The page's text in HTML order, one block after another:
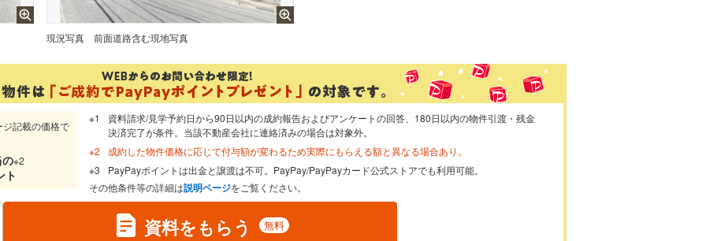
現況写真 前面道路含む現地写真
記載の価格で
の※2
ト
資料請求/見学予約日から90日以内の成約報告およびアンケートの回答、180日以内の物件引渡・残金
決済完了が条件。当該不動産会社に連絡済みの場合は対象外。
成約した物件価格に応じて付与額が変わるため実際にもらえる額と異なる場合あり。
PayPayポイントは出金と譲渡は不可。PayPay/PayPayカード公式ストアでも利用可能。
その他条件等の詳細は説明ページをご覧ください。
資料をもらう 無料